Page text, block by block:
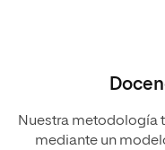
Nuestra metodología
mediante un